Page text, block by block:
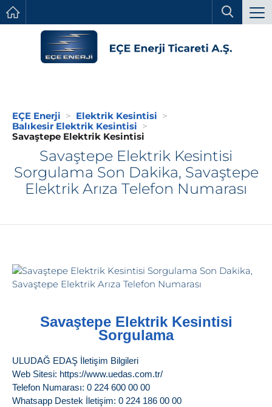
EÇE Enerji
Elektrik Kesintisi
Balıkesir Elektrik Kesintisi
Savaştepe Elektrik Kesintisi
Savaştepe Elektrik Kesintisi
Sorgulama Son Dakika, Savaştepe
Elektrik Arıza Telefon Numarası
Savaştepe Elektrik Kesintisi
Sorgulama
ULUDAĞ EDAŞ İletişim Bilgileri
Web Sitesi: https://www.uedas.com.tr/
Telefon Numarası: 0 224 600 00 00
Whatsapp Destek İletişim: 0 224 186 00 00